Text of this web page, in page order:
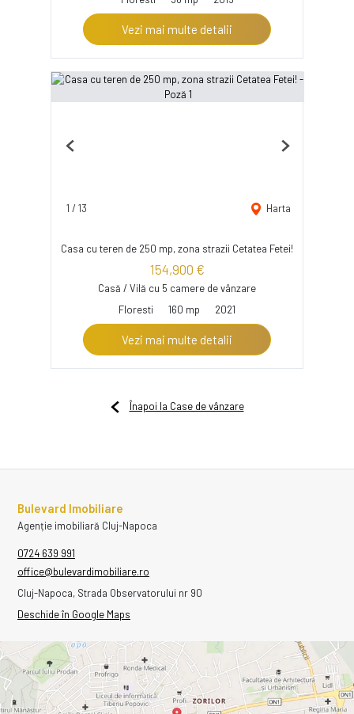
Vezi mai multe detalii
1 / 13 Harta
Previous Next
Casa cu teren de 250 mp, zona strazii Cetatea Fetei!
154,900 €
Casă / Vilă cu 5 camere de vânzare
Floresti
160 mp 2021
Vezi mai multe detalii
Înapoi la Case de vânzare
Bulevard Imobiliare
Agenție imobiliară Cluj-Napoca
0724 639 991
office@bulevardimobiliare.ro
Cluj-Napoca, Strada Observatorului nr 90
Deschide în Google Maps